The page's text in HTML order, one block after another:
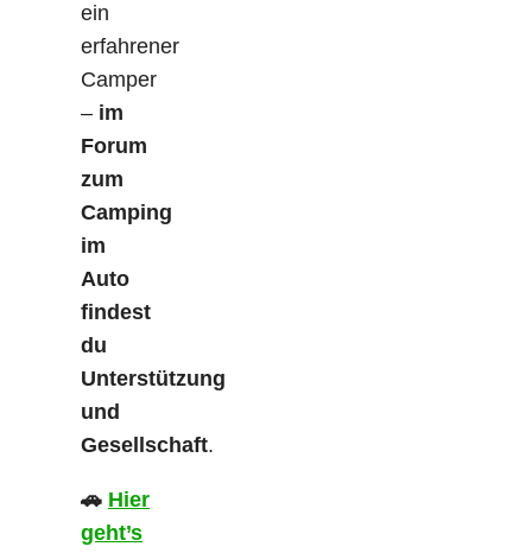
ein
erfahrener
Camper
– im
Forum
zum
Camping
im
Auto
findest
du
Unterstützung
und
Gesellschaft.
🚗 Hier
geht’s